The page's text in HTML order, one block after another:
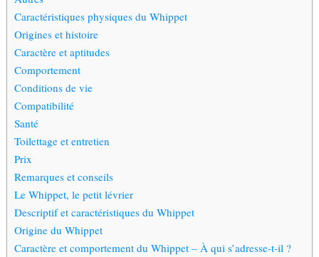
Caractéristiques physiques du Whippet
Origines et histoire
Caractère et aptitudes
Comportement
Conditions de vie
Compatibilité
Santé
Toilettage et entretien
Prix
Remarques et conseils
Le Whippet, le petit lévrier
Descriptif et caractéristiques du Whippet
Origine du Whippet
Caractère et comportement du Whippet – À qui s’adresse-t-il ?